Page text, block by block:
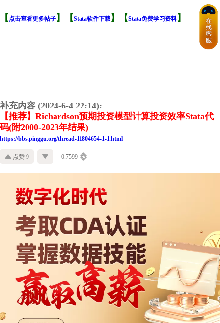
【 点击查看更多帖子 】【Stata软件下载 】【Stata免费学习资料 】
补充内容 (2024-6-4 22:14):
【推荐】Richardson预期投资模型计算投资效率Stata代
码(附2000-2023年结果)
https://bbs.pinggu.org/thread-11804654-1-1.html
点赞 9 0.7599